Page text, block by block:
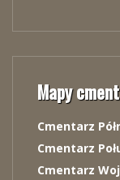
Mapy
Cmentarz
Cmentarz
Cmentarz